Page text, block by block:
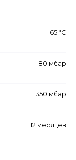
65 °С
80 мбар
350 мбар
12 месяцев